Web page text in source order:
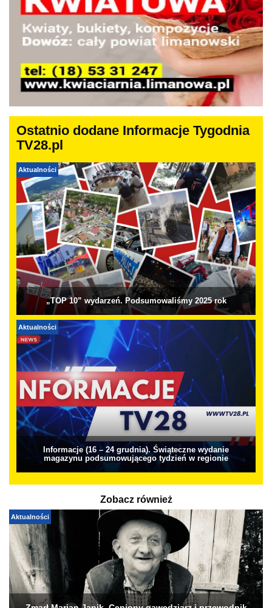
Ostatnio dodane Informacje Tygodnia
TV28.pl
Aktualności
„TOP 10” wydarzeń. Podsumowaliśmy 2025 rok
Aktualności
Informacje (16 – 24 grudnia). Świąteczne wydanie
magazynu podsumowującego tydzień w regionie
Zobacz również
Aktualności